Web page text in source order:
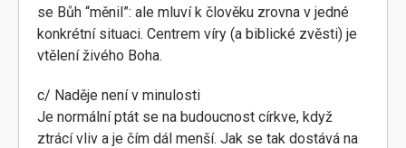
se Bůh “měnil”: ale mluví k člověku zrovna v jedné
konkrétní situaci. Centrem víry (a biblické zvěsti) je
vtělení živého Boha.
c/ Naděje není v minulosti
Je normální ptát se na budoucnost církve, když
ztrácí vliv a je čím dál menší. Jak se tak dostává na